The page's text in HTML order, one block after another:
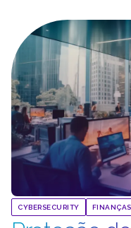
CYBERSECURITY FINANÇAS